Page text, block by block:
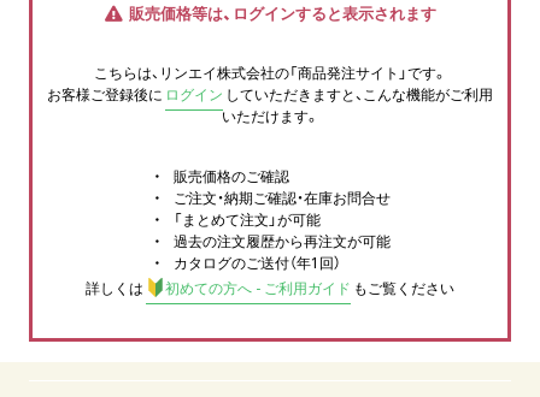
販売価格等は、ログインすると表示されます
こちらは、リンエイ株式会社の「商品発注サイト」です。
お客様ご登録後に ログイン していただきますと、こんな機能がご利用
いただけます。
販売価格のご確認
ご注文・納期ご確認・在庫お問合せ
「まとめて注文」が可能
過去の注文履歴から再注文が可能
カタログのご送付（年1回）
詳しくは
初めての方へ - ご利用ガイド もご覧ください